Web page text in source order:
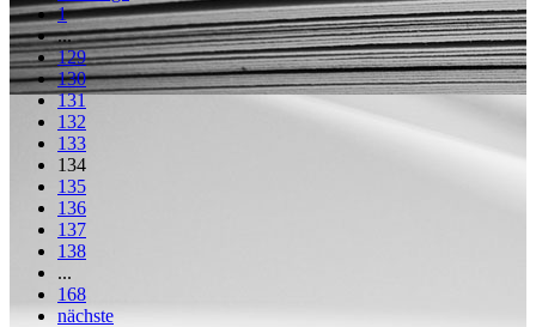
1
...
129
130
131
132
133
134
135
136
137
138
...
168
nächste